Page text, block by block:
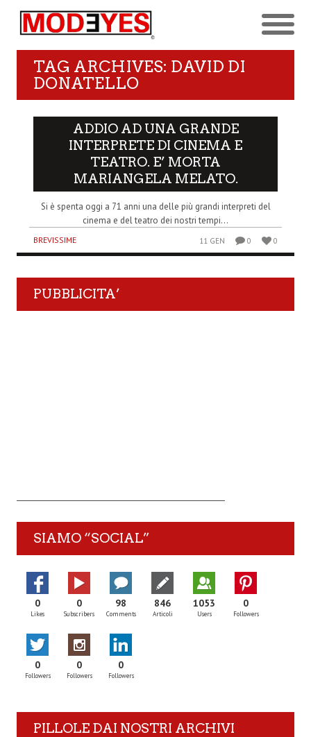
TAG ARCHIVES: DAVID DI
DONATELLO
ADDIO AD UNA GRANDE
INTERPRETE DI CINEMA E
TEATRO. E’ MORTA
MARIANGELA MELATO.
Si è spenta oggi a 71 anni una delle più grandi interpreti del
cinema e del teatro dei nostri tempi...
BREVISSIME 11 GEN 0 0
PUBBLICITA’
SIAMO “SOCIAL”
0
Likes
0
Subscribers
98
Comments
846
Articoli
1053
Users
0
Followers
0
Followers
0
Followers
0
Followers
PILLOLE DAI NOSTRI ARCHIVI